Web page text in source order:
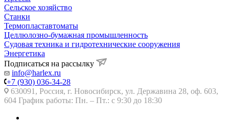
Сельское хозяйство
Станки
Термопластавтоматы
Целлюлозно-бумажная промышленность
Судовая техника и гидротехнические сооружения
Энергетика
Подписаться на рассылку
info@harlex.ru
+7 (930) 036-34-28
630091, Россия, г. Новосибирск, ул. Державина 28, оф. 603,
604 График работы: Пн. – Пт.: с 9:30 до 18:30